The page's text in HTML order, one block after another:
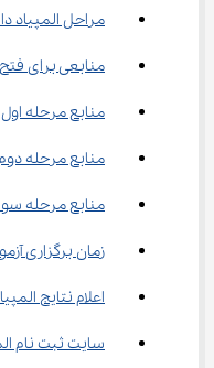
مراحل المپیاد
منابعی برای فتح قله‌ المپیاد دانش
منابع مرحله
منابع مرحله
منابع مرحله
زمان برگزاری آزمون
اعلام نتایج
سایت ثبت نام